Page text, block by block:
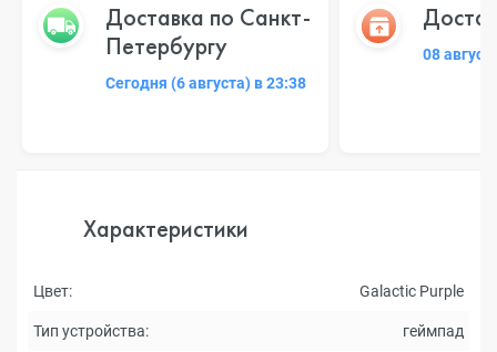
Доставка по Санкт-
Петербургу
Сегодня (6 августа) в 23:38
08
Характеристики
Цвет: Galactic Purple
Тип устройства: геймпад